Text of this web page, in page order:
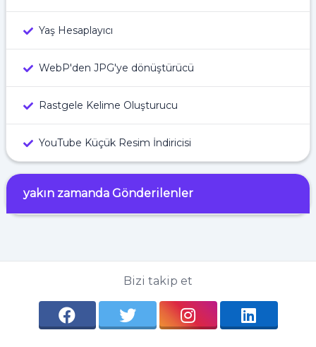
Yaş Hesaplayıcı
WebP'den JPG'ye dönüştürücü
Rastgele Kelime Oluşturucu
YouTube Küçük Resim İndiricisi
yakın zamanda Gönderilenler
Bizi takip et